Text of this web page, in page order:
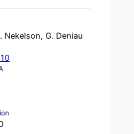
Nekelson, G. Deniau